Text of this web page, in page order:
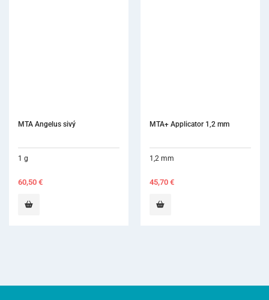
MTA Angelus sivý
1 g
60,50 €
MTA+ Applicator 1,2 mm
1,2 mm
45,70 €